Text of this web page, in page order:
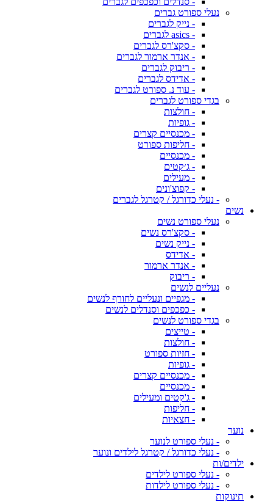
נעלי ספורט גברים
- נייק לגברים
- asics לגברים
- סקצ'רס לגברים
- אנדר ארמור לגברים
- ריבוק לגברים
- אדידס לגברים
- עוד נ. ספורט לגברים
בגדי ספורט לגברים
- חולצות
- גופיות
- מכנסיים קצרים
- חליפות ספורט
- מכנסיים
- ג׳קטים
- מעילים
- קפוצ'ונים
- נעלי כדורגל / קטרגל לגברים
נשים
נעלי ספורט נשים
- סקצ'רס נשים
- נייק נשים
- אדידס
- אנדר ארמור
- ריבוק
נעליים לנשים
- מגפיים ונעליים לחורף לנשים
- כפכפים וסנדלים לנשים
בגדי ספורט לנשים
- טייצים
- חולצות
- חזיות ספורט
- גופיות
- מכנסיים קצרים
- מכנסיים
- ג'קטים ומעילים
- חליפות
- חצאיות
נוער
- נעלי ספורט לנוער
- נעלי כדורגל / קטרגל לילדים ונוער
ילדים/ות
- נעלי ספורט לילדים
- נעלי ספורט לילדות
תינוקות